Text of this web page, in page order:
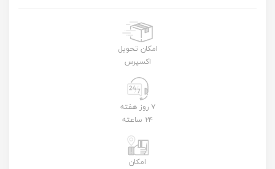
امکان تحویل
اکسپرس
۷ روز هفته
۲۴ ساعته
امکان